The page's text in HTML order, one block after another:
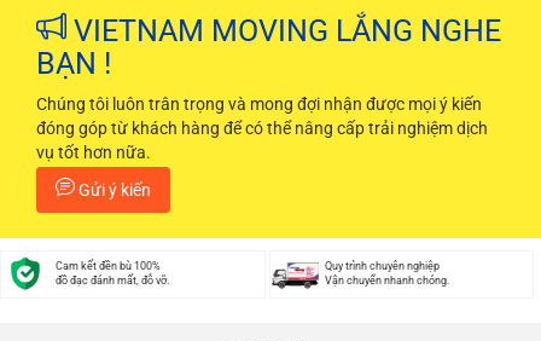
VIETNAM MOVING LẮNG NGHE
BẠN !
Chúng tôi luôn trân trọng và mong đợi nhận được mọi ý kiến
đóng góp từ khách hàng để có thể nâng cấp trải nghiệm dịch
vụ tốt hơn nữa.
Gửi ý kiến
Cam kết đền bù 100%
đồ đạc đánh mất, đỗ vỡ.
Quy trình chuyên nghiệp
Vận chuyển nhanh chóng.